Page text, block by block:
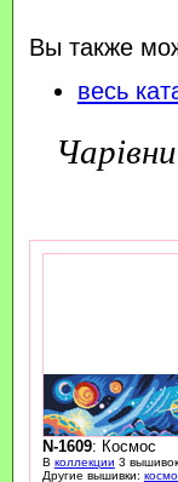
Вы также
весь
N-1609: Космос
В коллекции 3 вышивок.
Другие вышивки: